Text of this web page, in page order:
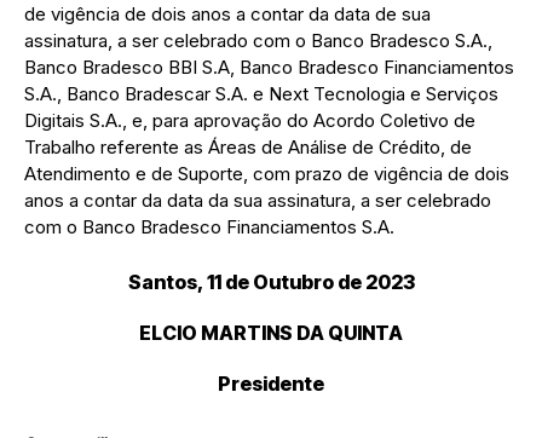
de vigência de dois anos a contar da data de sua
assinatura, a ser celebrado com o Banco Bradesco S.A.,
Banco Bradesco BBI S.A, Banco Bradesco Financiamentos
S.A., Banco Bradescar S.A. e Next Tecnologia e Serviços
Digitais S.A., e, para aprovação do Acordo Coletivo de
Trabalho referente as Áreas de Análise de Crédito, de
Atendimento e de Suporte, com prazo de vigência de dois
anos a contar da data da sua assinatura, a ser celebrado
com o Banco Bradesco Financiamentos S.A.
Santos, 11 de Outubro de 2023
ELCIO MARTINS DA QUINTA
Presidente